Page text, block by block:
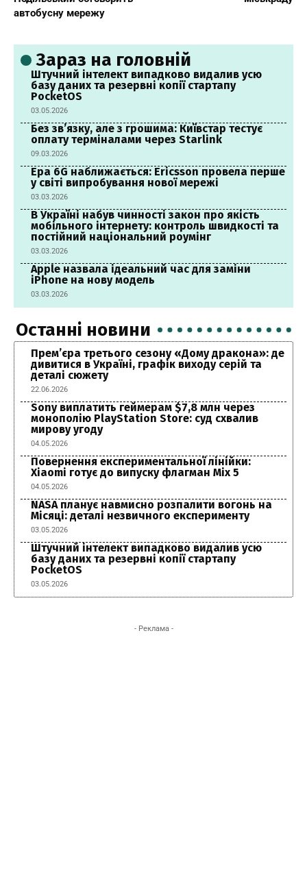
автобусну мережу
Зараз на головній
Штучний інтелект випадково видалив усю
базу даних та резервні копії стартапу
PocketOS
03.05.2026
Без зв’язку, але з грошима: Київстар тестує
оплату терміналами через Starlink
09.03.2026
Ера 6G наближається: Ericsson провела перше
у світі випробування нової мережі
03.03.2026
В Україні набув чинності закон про якість
мобільного інтернету: контроль швидкості та
постійний національний роумінг
03.03.2026
Apple назвала ідеальний час для заміни
iPhone на нову модель
03.03.2026
Останні новини
Прем’єра третього сезону «Дому дракона»: де
дивитися в Україні, графік виходу серій та
деталі сюжету
22.06.2026
Sony виплатить геймерам $7,8 млн через
монополію PlayStation Store: суд схвалив
мирову угоду
04.05.2026
Повернення експериментальної лінійки:
Xiaomi готує до випуску флагман Mix 5
04.05.2026
NASA планує навмисно розпалити вогонь на
Місяці: деталі незвичного експерименту
03.05.2026
Штучний інтелект випадково видалив усю
базу даних та резервні копії стартапу
PocketOS
03.05.2026
- Реклама -